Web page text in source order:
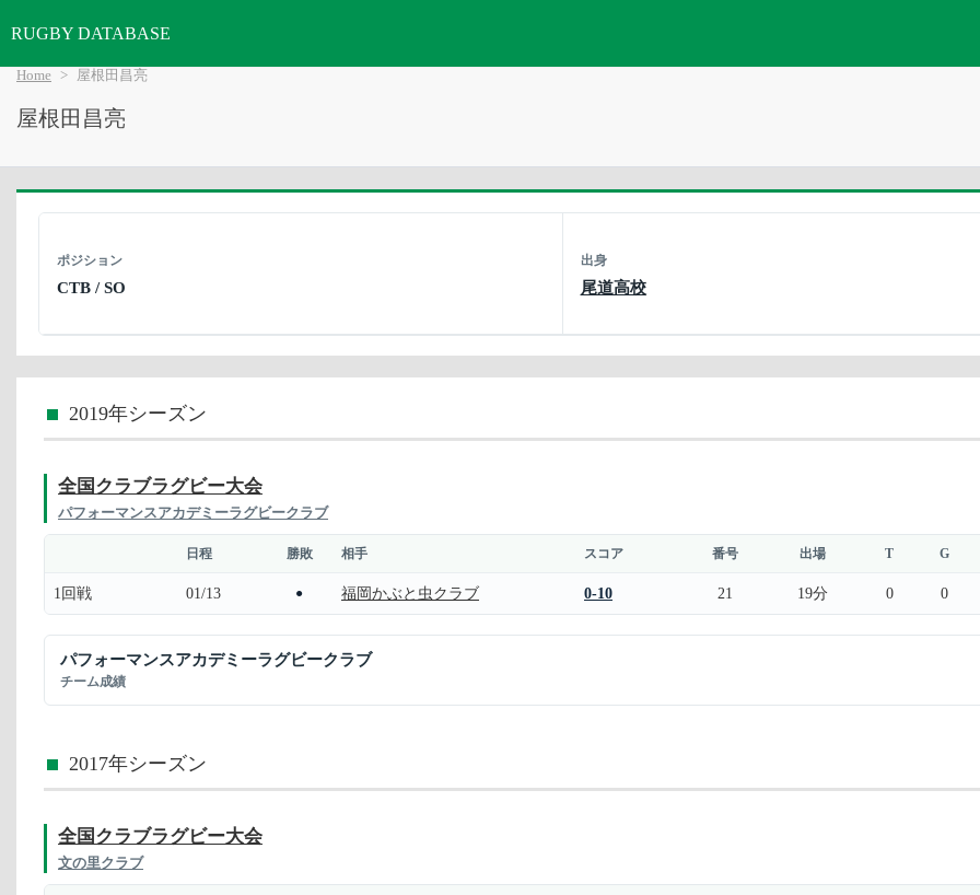
RUGBY DATABASE
Home 屋根田昌亮
屋根田昌亮
ポジション
CTB / SO
出身
尾道高校
2019年シーズン
全国クラブラグビー大会
パフォーマンスアカデミーラグビークラブ
日程 勝敗 相手 スコア 番号 出場 T G
1回戦 01/13 ● 福岡かぶと虫クラブ 0-10 21 19分 0 0
パフォーマンスアカデミーラグビークラブ
チーム成績
2017年シーズン
全国クラブラグビー大会
文の里クラブ